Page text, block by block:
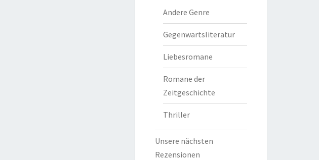
Andere Genre
Gegenwartsliteratur
Liebesromane
Romane der
Zeitgeschichte
Thriller
Unsere nächsten
Rezensionen